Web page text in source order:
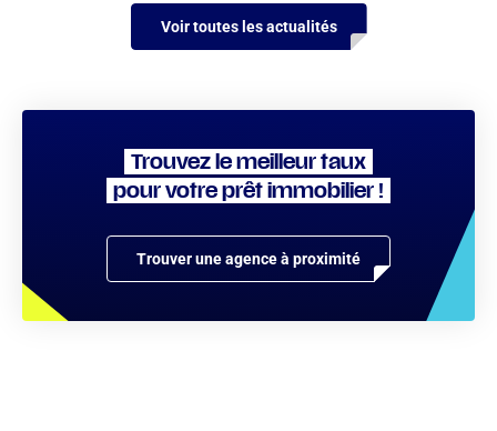
Voir toutes les actualités
Trouvez le meilleur taux
pour votre prêt immobilier !
Trouver une agence à proximité